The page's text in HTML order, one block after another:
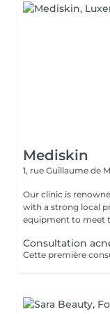
Mediskin
1, rue Guillaume de
Our clinic is
with a strong local
equipment to meet
Consultation